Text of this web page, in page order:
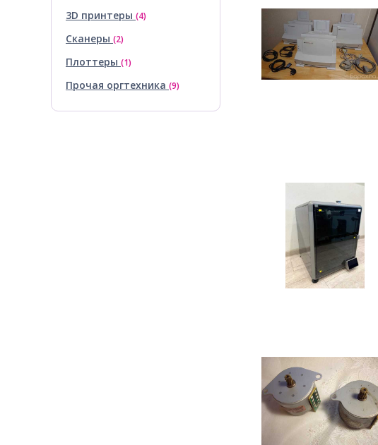
3D принтеры (4)
Сканеры (2)
Плоттеры (1)
Прочая оргтехника (9)